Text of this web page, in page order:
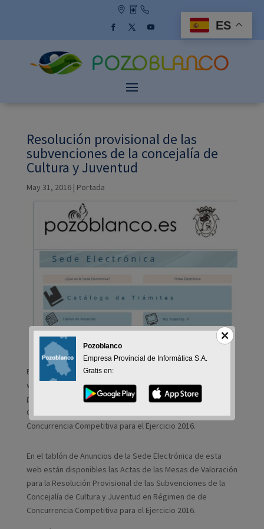
Resolución provisional de las
subvenciones de la concejalía de
Cultura y Juventud
May 31, 2016| Portada
En el tablón de Anuncios de la Sede Electrónica de esta
web están disponibles las Actas de la Mesas de Valoración
para la Resolución Provisional de las Subvenciones de la
Concejalía de Cultura y Juventud en Régimen de de
Concurrencia Competitiva para el Ejercicio 2016.
En el tablón de Anuncios de la Sede Electrónica de esta
web están disponibles las Actas de las Mesas de Valoración
para la Resolución Provisional de las Subvenciones de la
Concejalía de Cultura y Juventud en Régimen de de
Concurrencia Competitiva para el Ejercicio 2016.
ES
Pozoblanco
Empresa Provincial de Informática S.A.
Gratis en: